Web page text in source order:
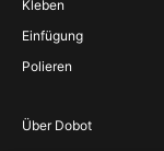
Kleben
Einfügung
Polieren
Über Dobot